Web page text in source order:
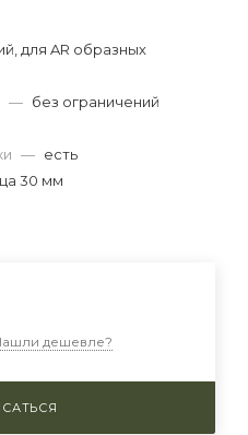
для AR образных
— без ограничений
— есть
30 мм
дешевле?